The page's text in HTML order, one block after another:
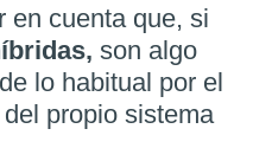
en cuenta que, si
son algo
lo habitual por el
propio sistema